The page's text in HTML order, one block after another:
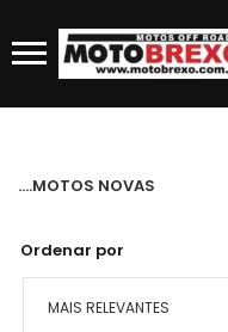
....MOTOS NOVAS
Ordenar por
MAIS RELEVANTES